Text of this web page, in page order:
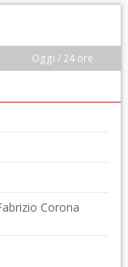
Oggi / 24 ore
Corona